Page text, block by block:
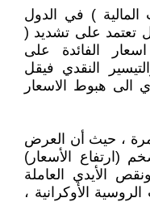
) في الدول
تعتمد على تشديد (
الفائدة على
النقدي فيقل
الى هبوط الاسعار
، حيث أن العرض
(ارتفاع الأسعار)
الأيدي العاملة
الأوكرانية ،